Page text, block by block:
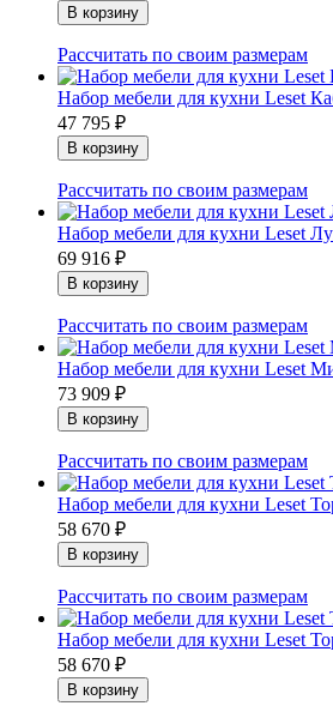
Рассчитать по своим размерам
Набор мебели для кухни Leset
47 795 ₽
Рассчитать по своим размерам
Набор мебели для кухни Leset
69 916 ₽
Рассчитать по своим размерам
Набор мебели для кухни Leset
73 909 ₽
Рассчитать по своим размерам
Набор мебели для кухни Leset
58 670 ₽
Рассчитать по своим размерам
Набор мебели для кухни Leset
58 670 ₽